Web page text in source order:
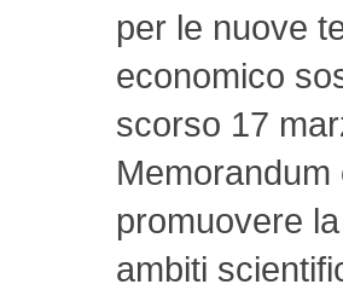
per le nuove
economico
scorso 17
promuovere
ambiti